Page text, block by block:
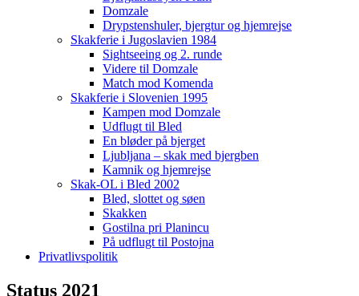
Domzale
Drypstenshuler, bjergtur og hjemrejse
Skakferie i Jugoslavien 1984
Sightseeing og 2. runde
Videre til Domzale
Match mod Komenda
Skakferie i Slovenien 1995
Kampen mod Domzale
Udflugt til Bled
En bløder på bjerget
Ljubljana – skak med bjergben
Kamnik og hjemrejse
Skak-OL i Bled 2002
Bled, slottet og søen
Skakken
Gostilna pri Planincu
På udflugt til Postojna
Privatlivspolitik
Status 2021